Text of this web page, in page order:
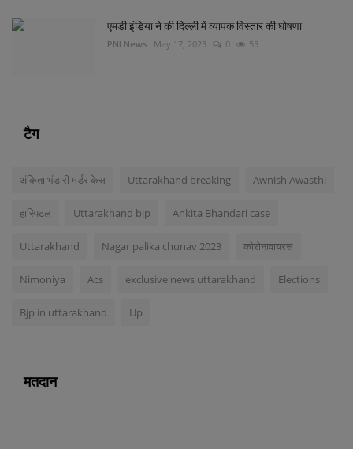
एमडी इंडिया ने की दिल्‍ली में व्‍यापक विस्‍तार की घोषणा
PNI News May 17, 2023 0 55
टैग
अंकिता भंडारी मर्डर केस Uttarakhand breaking Awnish Awasthi
हास्पिटल Uttarakhand bjp Ankita Bhandari case
Uttarakhand Nagar palika chunav 2023 कोरोनावायरस
Nimoniya Acs exclusive news uttarakhand Elections
Bjp in uttarakhand Up
मतदान